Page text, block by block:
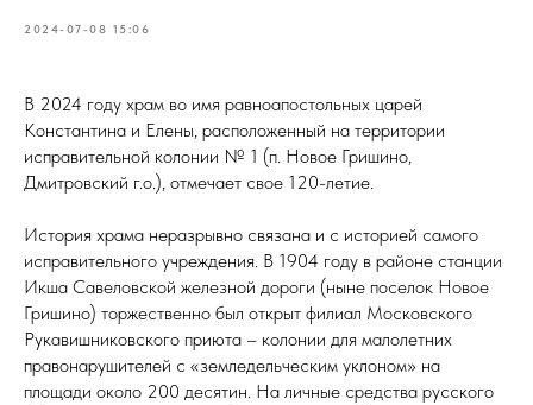
2024-07-08 15:06
В 2024 году храм во имя равноапостольных царей
Константина и Елены, расположенный на территории
исправительной колонии № 1 (п. Новое Гришино,
Дмитровский г.о.), отмечает свое 120-летие.
История храма неразрывно связана и с историей самого
исправительного учреждения. В 1904 году в районе станции
Икша Савеловской железной дороги (ныне поселок Новое
Гришино) торжественно был открыт филиал Московского
Рукавишниковского приюта – колонии для малолетних
правонарушителей с «земледельческим уклоном» на
площади около 200 десятин. На личные средства русского